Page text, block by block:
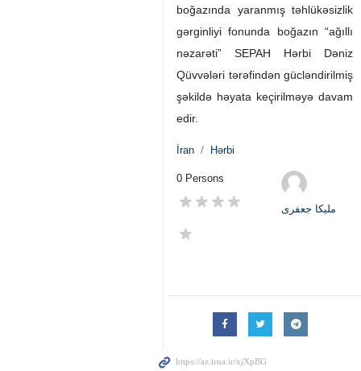
boğazında yaranmış təhlükəsizlik
gərginliyi fonunda boğazın “ağıllı
nəzarəti” SEPAH Hərbi Dəniz
Qüvvələri tərəfindən gücləndirilmiş
şəkildə həyata keçirilməyə davam
edir.
İran Hərbi
0 Persons
ملیکا جعفری